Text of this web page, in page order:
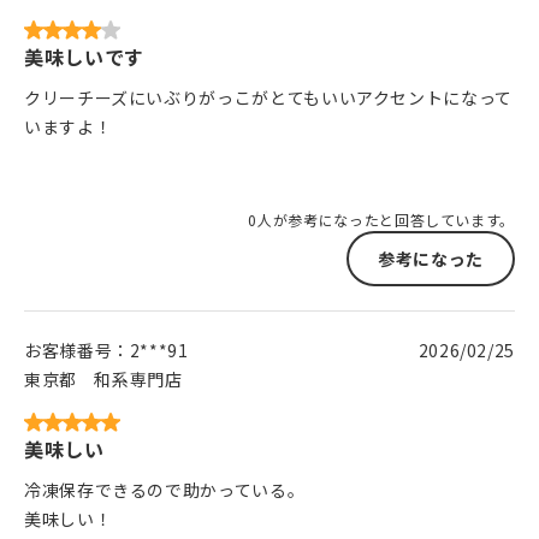
美味しいです
クリーチーズにいぶりがっこがとてもいいアクセントになって
いますよ！
0人が参考になったと回答しています。
参考になった
お客様番号： 2***91
東京都
和系専門店
2026/02/25
美味しい
冷凍保存できるので助かっている。
美味しい！